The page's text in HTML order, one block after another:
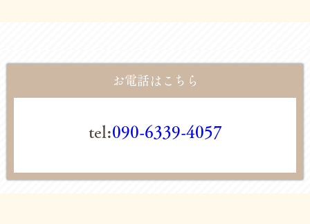
お電話はこちら
tel:090-6339-4057